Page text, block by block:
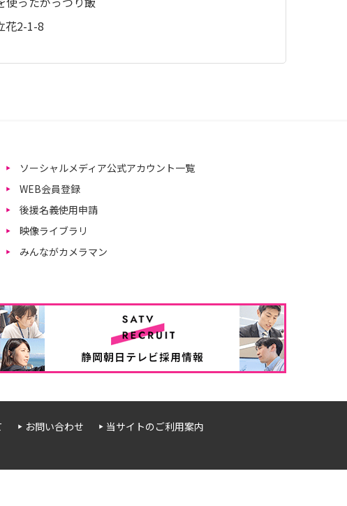
花2-1-8
ソーシャルメディア公式アカウント一覧
WEB会員登録
後援名義使用申請
映像ライブラリ
みんながカメラマン
お問い合わせ 当サイトのご利用案内